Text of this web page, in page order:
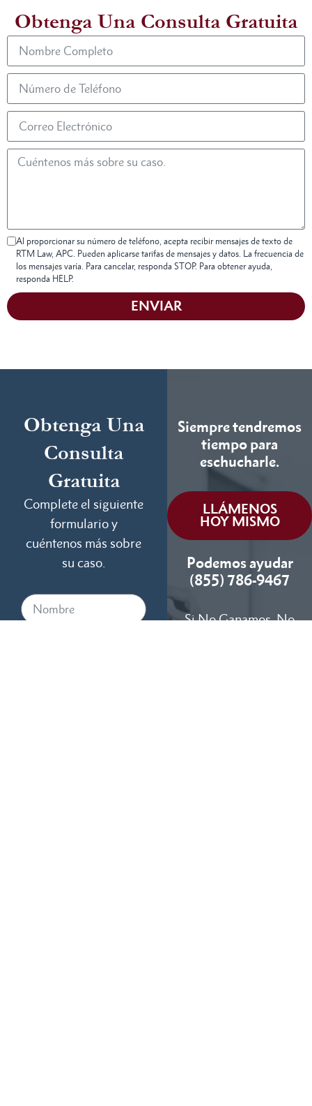
Obtenga Una Consulta Gratuita
Al proporcionar su número de teléfono, acepta recibir mensajes de texto de
RTM Law, APC. Pueden aplicarse tarifas de mensajes y datos. La frecuencia de
los mensajes varía. Para cancelar, responda STOP. Para obtener ayuda,
responda HELP.
ENVIAR
Obtenga Una
Consulta
Gratuita
Complete el siguiente
formulario y
cuéntenos más sobre
su caso.
Siempre tendremos
tiempo para
eschucharle.
LLÁMENOS
HOY MISMO
Podemos ayudar
(855) 786-9467
Si No Ganamos, No